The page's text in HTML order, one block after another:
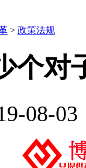
> 政策法规
个对
08-03